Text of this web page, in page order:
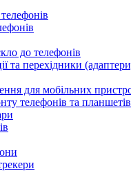
до телефонів
та перехідники
для мобільних
телефонів та планшетів